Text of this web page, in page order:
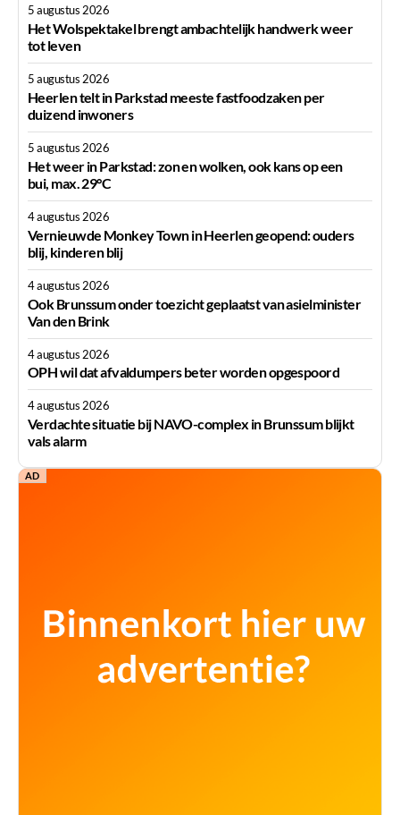
5 augustus 2026
Het Wolspektakel brengt ambachtelijk handwerk weer
tot leven
5 augustus 2026
Heerlen telt in Parkstad meeste fastfoodzaken per
duizend inwoners
5 augustus 2026
Het weer in Parkstad: zon en wolken, ook kans op een
bui, max. 29°C
4 augustus 2026
Vernieuwde Monkey Town in Heerlen geopend: ouders
blij, kinderen blij
4 augustus 2026
Ook Brunssum onder toezicht geplaatst van asielminister
Van den Brink
4 augustus 2026
OPH wil dat afvaldumpers beter worden opgespoord
4 augustus 2026
Verdachte situatie bij NAVO-complex in Brunssum blijkt
vals alarm
AD